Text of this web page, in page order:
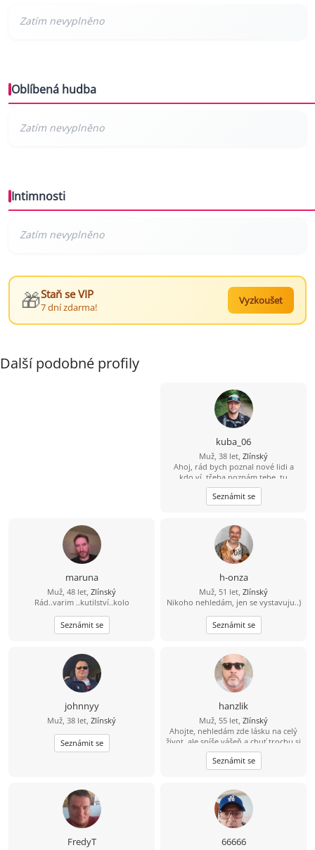
Oblíbená hudba
Intimnosti
🎁Staň se VIP
7 dní zdarma!
Vyzkoušet
Další podobné profily
kuba_06
Muž, 38 let, Zlínský
Ahoj, rád bych poznal nové lidi a
kdo ví, třeba poznám tebe, tu
pravou...
Seznámit se
maruna
Muž, 48 let, Zlínský
Rád..varim ..kutilství..kolo
Seznámit se
h-onza
Muž, 51 let, Zlínský
Nikoho nehledám, jen se vystavuju..)
Seznámit se
johnnyy
Muž, 38 let, Zlínský
Seznámit se
hanzlik
Muž, 55 let, Zlínský
Ahojte, nehledám zde lásku na celý
život, ale spíše vášeň a chuť trochu si
ještě užít sexu. Nabízím diskrétnost,
serióznost, mobilitu a hlavně velkou
chuť. Pokud jsi na tom podobně,
Seznámit se
FredyT 66666